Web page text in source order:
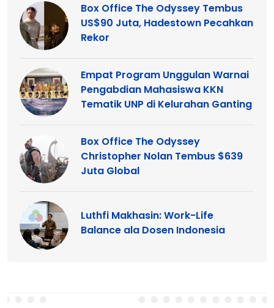
Box Office The Odyssey Tembus
US$90 Juta, Hadestown Pecahkan
Rekor
Empat Program Unggulan Warnai
Pengabdian Mahasiswa KKN
Tematik UNP di Kelurahan Ganting
Box Office The Odyssey
Christopher Nolan Tembus $639
Juta Global
Luthfi Makhasin: Work-Life
Balance ala Dosen Indonesia